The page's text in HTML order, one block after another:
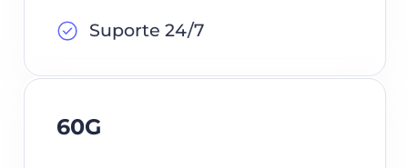
Suporte 24/7
60G